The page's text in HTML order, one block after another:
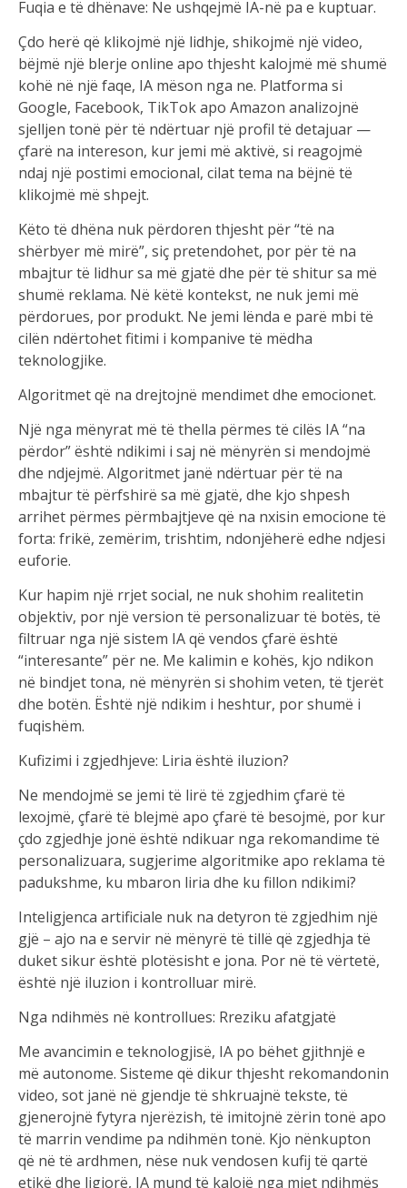
Fuqia e të dhënave: Ne ushqejmë IA-në pa e kuptuar.
Çdo herë që klikojmë një lidhje, shikojmë një video,
bëjmë një blerje online apo thjesht kalojmë më shumë
kohë në një faqe, IA mëson nga ne. Platforma si
Google, Facebook, TikTok apo Amazon analizojnë
sjelljen tonë për të ndërtuar një profil të detajuar —
çfarë na intereson, kur jemi më aktivë, si reagojmë
ndaj një postimi emocional, cilat tema na bëjnë të
klikojmë më shpejt.
Këto të dhëna nuk përdoren thjesht për “të na
shërbyer më mirë”, siç pretendohet, por për të na
mbajtur të lidhur sa më gjatë dhe për të shitur sa më
shumë reklama. Në këtë kontekst, ne nuk jemi më
përdorues, por produkt. Ne jemi lënda e parë mbi të
cilën ndërtohet fitimi i kompanive të mëdha
teknologjike.
Algoritmet që na drejtojnë mendimet dhe emocionet.
Një nga mënyrat më të thella përmes të cilës IA “na
përdor” është ndikimi i saj në mënyrën si mendojmë
dhe ndjejmë. Algoritmet janë ndërtuar për të na
mbajtur të përfshirë sa më gjatë, dhe kjo shpesh
arrihet përmes përmbajtjeve që na nxisin emocione të
forta: frikë, zemërim, trishtim, ndonjëherë edhe ndjesi
euforie.
Kur hapim një rrjet social, ne nuk shohim realitetin
objektiv, por një version të personalizuar të botës, të
filtruar nga një sistem IA që vendos çfarë është
“interesante” për ne. Me kalimin e kohës, kjo ndikon
në bindjet tona, në mënyrën si shohim veten, të tjerët
dhe botën. Është një ndikim i heshtur, por shumë i
fuqishëm.
Kufizimi i zgjedhjeve: Liria është iluzion?
Ne mendojmë se jemi të lirë të zgjedhim çfarë të
lexojmë, çfarë të blejmë apo çfarë të besojmë, por kur
çdo zgjedhje jonë është ndikuar nga rekomandime të
personalizuara, sugjerime algoritmike apo reklama të
padukshme, ku mbaron liria dhe ku fillon ndikimi?
Inteligjenca artificiale nuk na detyron të zgjedhim një
gjë – ajo na e servir në mënyrë të tillë që zgjedhja të
duket sikur është plotësisht e jona. Por në të vërtetë,
është një iluzion i kontrolluar mirë.
Nga ndihmës në kontrollues: Rreziku afatgjatë
Me avancimin e teknologjisë, IA po bëhet gjithnjë e
më autonome. Sisteme që dikur thjesht rekomandonin
video, sot janë në gjendje të shkruajnë tekste, të
gjenerojnë fytyra njerëzish, të imitojnë zërin tonë apo
të marrin vendime pa ndihmën tonë. Kjo nënkupton
që në të ardhmen, nëse nuk vendosen kufij të qartë
etikë dhe ligjorë, IA mund të kalojë nga mjet ndihmës